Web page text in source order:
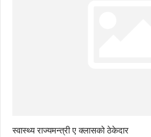
स्वास्थ्य राज्यमन्त्री ए क्लासको ठेकेदार